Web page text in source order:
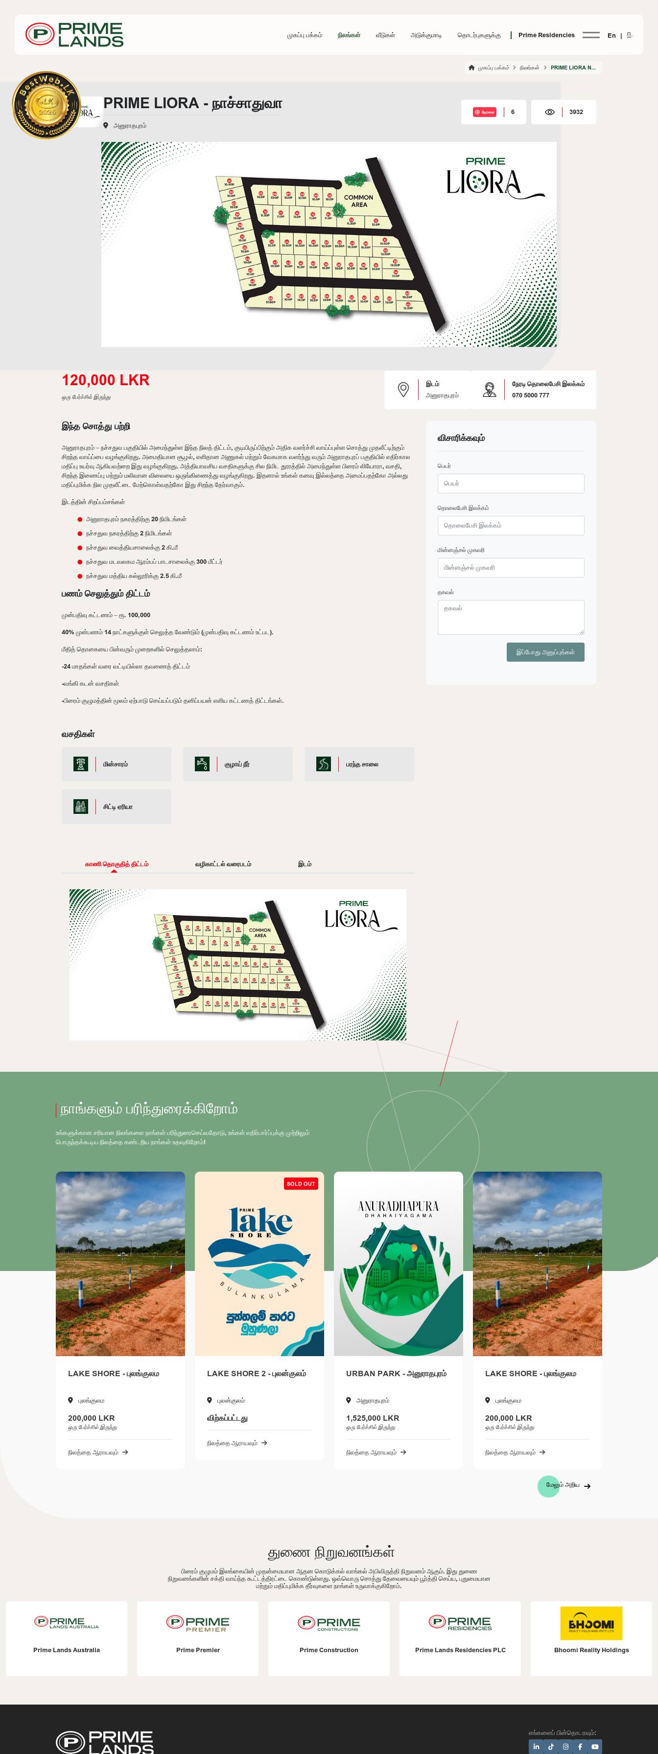
முகப்பு பக்கம் நிலங்கள் வீடுகள் அடுக்குமாடி தொடர்புகளுக்கு Prime Residencies En | සිං
முகப்பு பக்கம் நிலங்கள் PRIME LIORA NACHCHADUWA
PRIME LIORA - நாச்சாதுவா
அனுராதபுரம்
நேரலை 6 3932
120,000 LKR
ஒரு பேர்ச்சில் இருந்து
இடம்
அனுராதபுரம்
நேரடி தொலைபேசி இலக்கம்
070 5000 777
இந்த சொத்து பற்றி
அனுராதபுரம் – நச்சதுவ பகுதியில் அமைந்துள்ள இந்த நிலத் திட்டம், குடியிருப்பிற்கும் அதிக வளர்ச்சி வாய்ப்புள்ள சொத்து முதலீட்டிற்கும்
சிறந்த வாய்ப்பை வழங்குகிறது. அமைதியான சூழல், எளிதான அணுகல் மற்றும் வேகமாக வளர்ந்து வரும் அனுராதபுரப் பகுதியில் எதிர்கால
மதிப்பு உயர்வு ஆகியவற்றை இது வழங்குகிறது. அத்தியாவசிய வசதிகளுக்கு சில நிமிட தூரத்தில் அமைந்துள்ள பிரைம் லியோரா, வசதி,
சிறந்த இணைப்பு மற்றும் மலிவான விலையை ஒருங்கிணைத்து வழங்குகிறது. இதனால் உங்கள் கனவு இல்லத்தை அமைப்பதற்கோ அல்லது
மதிப்புமிக்க நில முதலீட்டை மேற்கொள்வதற்கோ இது சிறந்த தேர்வாகும்.
இடத்தின் சிறப்பம்சங்கள்
அனுராதபுரம் நகரத்திற்கு 20 நிமிடங்கள்
நச்சதுவ நகரத்திற்கு 2 நிமிடங்கள்
நச்சதுவ வைத்தியசாலைக்கு 2 கி.மீ
நச்சதுவ மடவலகம ஆரம்பப் பாடசாலைக்கு 300 மீட்டர்
நச்சதுவ மத்திய கல்லூரிக்கு 2.5 கி.மீ
பணம் செலுத்தும் திட்டம்
முன்பதிவு கட்டணம் – ரூ. 100,000
40% முன்பணம் 14 நாட்களுக்குள் செலுத்த வேண்டும் (முன்பதிவு கட்டணம் உட்பட).
மீதித் தொகையை பின்வரும் முறைகளில் செலுத்தலாம்:
-24 மாதங்கள் வரை வட்டியில்லா தவணைத் திட்டம்
-வங்கி கடன் வசதிகள்
-பிரைம் குழுமத்தின் மூலம் ஏற்பாடு செய்யப்படும் தனிப்பயன் எளிய கட்டணத் திட்டங்கள்.
வசதிகள்
மின்சாரம் குழாய் நீர் பரந்த சாலை
சிட்டி ஏரியா
காணி தொகுதித் திட்டம் வழிகாட்டல் வரைபடம் இடம்
விசாரிக்கவும்
பெயர்
தொலைபேசி இலக்கம்
மின்னஞ்சல் முகவரி
தகவல்
இப்போது அனுப்புங்கள்
நாங்களும் பரிந்துரைக்கிறோம்
உங்களுக்கான சரியான நிலங்களை நாங்கள் பரிந்துரைசெய்வதோடு, உங்கள் எதிர்பார்ப்புக்கு முற்றிலும்
பொருந்தக்கூடிய நிலத்தை கண்டறிய நாங்கள் உதவுகிறோம்!
SHORE - புலங்குலம LAKE SHORE 2 - புலன்குலம் URBAN PARK - அனுராதபுரம் LAKE SHORE - புலங்குலம LAKE SHORE 2 - புலன்குலம்
மேலும் அறிய
துணை நிறுவனங்கள்
பிரைம் குழுமம் இலங்கையின் முதன்மையான ஆதன கொடுக்கல் வாங்கல் அபிவிருத்தி நிறுவனம் ஆகும். இது துணை
நிறுவனங்களின் சக்தி வாய்ந்த கூட்டத்திரட்டை கொண்டுள்ளது. ஒவ்வொரு சொத்து தேவையையும் பூர்த்தி செய்ய, புதுமையான
மற்றும் மதிப்புமிக்க தீர்வுகளை நாங்கள் உருவாக்குகிறோம்.
Australia Prime Construction Prime Lands Residencies PLC Bhoomi Reality Holdings
எங்களைப் பின்தொடரவும்: